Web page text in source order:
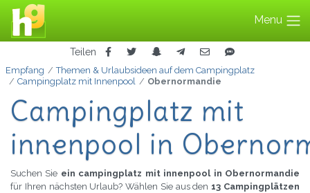
Menu
Teilen
Empfang
Themen & Urlaubsideen auf dem Campingplatz
Campingplatz mit Innenpool
Obernormandie
Campingplatz mit
innenpool in
Suchen Sie ein campingplatz mit innenpool in Obernormandie
für Ihren nächsten Urlaub? Wählen Sie aus den 13 Campingplätzen